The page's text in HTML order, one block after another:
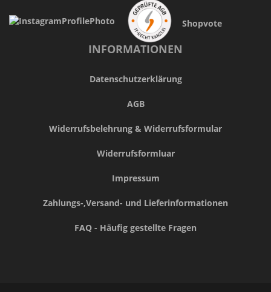
Shopvote
INFORMATIONEN
Datenschutzerklärung
AGB
Widerrufsbelehrung & Widerrufsformular
Widerrufsformluar
Impressum
Zahlungs-,Versand- und Lieferinformationen
FAQ - Häufig gestellte Fragen